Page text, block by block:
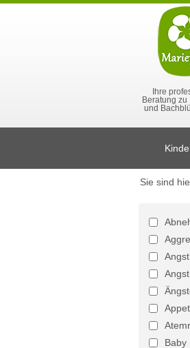
Ihre
Beratung
und
Sie sind
Baby